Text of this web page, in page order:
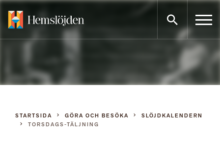
Gå
innehållet
STARTSIDA GÖRA OCH BESÖKA
SLÖJDKALENDERN
TORSDAGS-TÄLJNING